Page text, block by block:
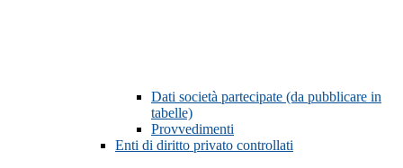
Dati società partecipate (da pubblicare in
tabelle)
Provvedimenti
Enti di diritto privato controllati